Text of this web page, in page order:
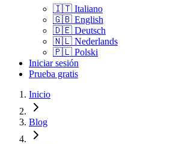
🇮🇹 Italiano
🇬🇧 English
🇩🇪 Deutsch
🇳🇱 Nederlands
🇵🇱 Polski
Iniciar sesión
Prueba gratis
Inicio
Blog